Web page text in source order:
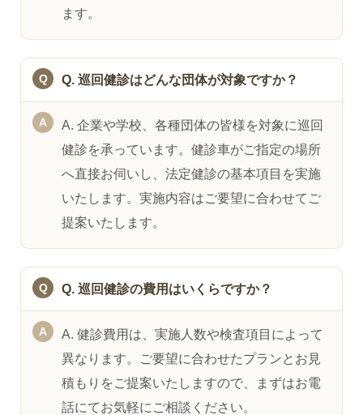
ます。
Q. 巡回健診はどんな団体が対象ですか？
A. 企業や学校、各種団体の皆様を対象に巡回
健診を承っています。健診車がご指定の場所
へ直接お伺いし、法定健診の基本項目を実施
いたします。実施内容はご要望に合わせてご
提案いたします。
Q. 巡回健診の費用はいくらですか？
A. 健診費用は、実施人数や検査項目によって
異なります。ご要望に合わせたプランとお見
積もりをご提案いたしますので、まずはお電
話にてお気軽にご相談ください。